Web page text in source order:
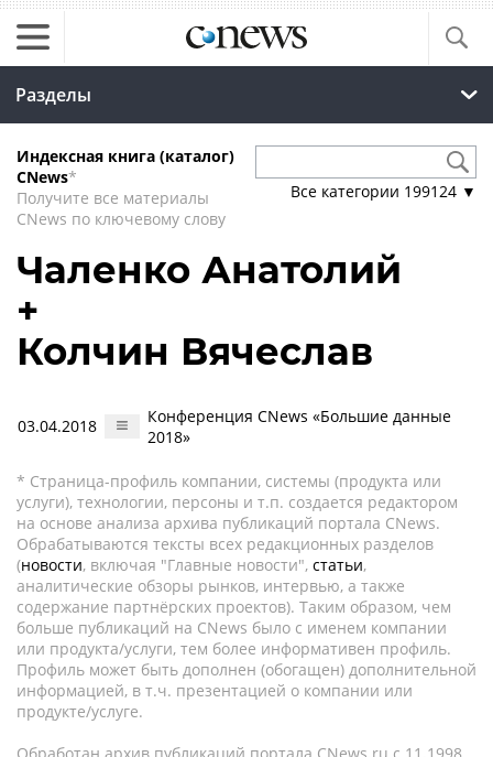
Разделы
Индексная книга (каталог)
CNews*
Получите все материалы
CNews по ключевому слову
Все категории 199124 ▼
Чаленко Анатолий
+
Колчин Вячеслав
03.04.2018
Конференция CNews «Большие данные
2018»
* Страница-профиль компании, системы (продукта или
услуги), технологии, персоны и т.п. создается редактором
на основе анализа архива публикаций портала CNews.
Обрабатываются тексты всех редакционных разделов
(новости, включая "Главные новости", статьи,
аналитические обзоры рынков, интервью, а также
содержание партнёрских проектов). Таким образом, чем
больше публикаций на CNews было с именем компании
или продукта/услуги, тем более информативен профиль.
Профиль может быть дополнен (обогащен) дополнительной
информацией, в т.ч. презентацией о компании или
продукте/услуге.